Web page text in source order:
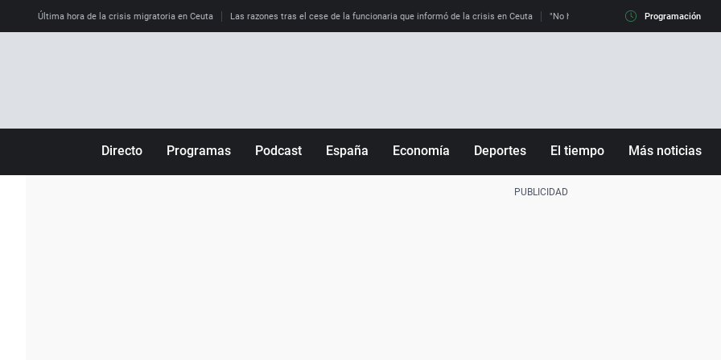
Última hora de la crisis migratoria en Ceuta Las razones tras el cese de la funcionaria que informó de la crisis en Ceuta "No hay mafias, que no nos engañen":
Programación
Directo Programas Podcast España Economía Deportes El tiempo Más noticias